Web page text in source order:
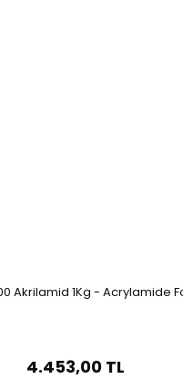
Akrilamid 1Kg - Acrylamide
4.453,00 TL